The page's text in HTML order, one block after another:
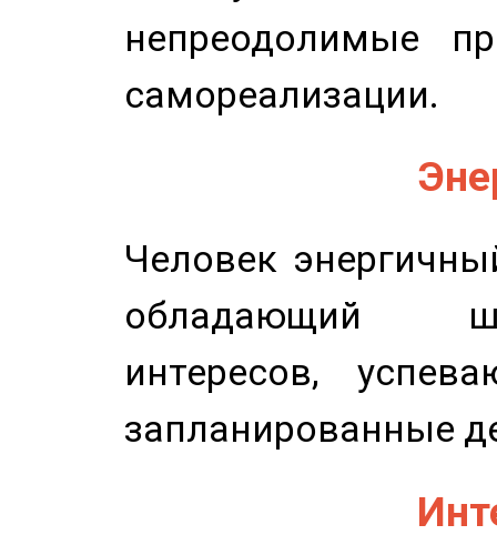
непреодолимые
самореализации.
Человек
обладающий
интересов,
запланированные